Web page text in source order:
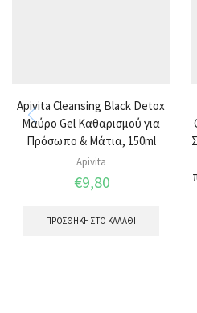
Apivita Cleansing Black Detox
Μαύρο Gel Καθαρισμού για
Πρόσωπο & Μάτια, 150ml
Apivita
€9,80
ΠΡΟΣΘΉΚΗ ΣΤΟ ΚΑΛΆΘΙ